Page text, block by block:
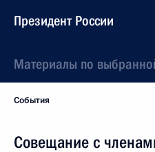
Президент России
Материалы по
События
Совещание с